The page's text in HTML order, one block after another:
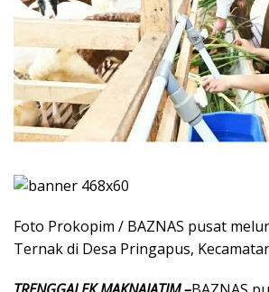
Foto Prokopim / BAZNAS pusat
Ternak di Desa Pringapus,